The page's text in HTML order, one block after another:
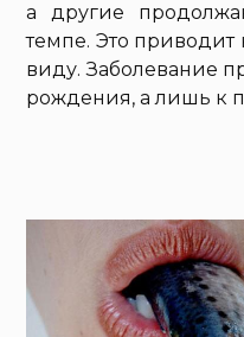
а другие
темпе. Это
виду. Заболевание
рождения, а лишь к